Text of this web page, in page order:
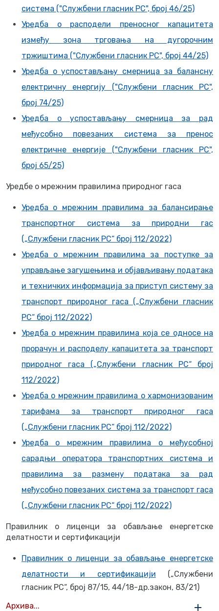
система ("Службени гласник РС", број 46/25)
Уредба о расподели преносног капацитета
између зона трговања на дугорочним
тржиштима ("Службени гласник РС", број 44/25)
Уредба о успостављању смерница за балансну
електричну енергију ("Службени гласник РС",
број 74/25)
Уредба o успостављању смерница за рад
међусобно повезаних система за пренос
електричне енергије ("Службени гласник РС",
број 65/25)
Уредбe о мрежним правилима природног гаса
Уредба о мрежним правилима за балансирање
транспортног система за природни гас
(„Службени гласник РС“ број 112/2022)
Уредба о мрежним правилима за поступке за
управљање загушењима и објављивању података
и техничких информација за приступ систему за
транспорт природног гаса („Службени гласник
РС“ број 112/2022)
Уредба о мрежним правилима која се односе на
прорачун и расподелу капацитета за транспорт
природног гаса („Службени гласник РС“ број
112/2022)
Уредба о мрежним правилима о хармонизованим
тарифама за транспорт природног гаса
(„Службени гласник РС“ број 112/2022)
Уредба о мрежним правилима о међусобној
сарадњи оператора транспортних система и
правилима за размену података за рад
међусобно повезаних система за транспорт гаса
(„Службени гласник РС“ број 112/2022)
Правилник о лиценци за обављање енергетске
делатности и сертификацији
Правилник о лиценци за обављање енергетске
делатности и сертификацији („Службени
гласник РС“, број 87/15, 44/18-др.закон, 83/21)
Архива...